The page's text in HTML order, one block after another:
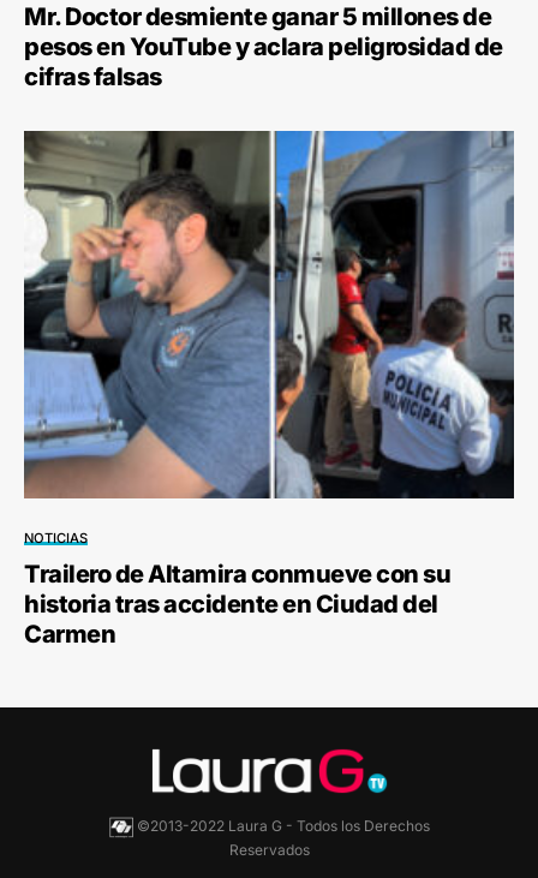
Mr. Doctor desmiente ganar 5 millones de
pesos en YouTube y aclara peligrosidad de
cifras falsas
NOTICIAS
Trailero de Altamira conmueve con su
historia tras accidente en Ciudad del
Carmen
©2013-2022 Laura G - Todos los Derechos
Reservados